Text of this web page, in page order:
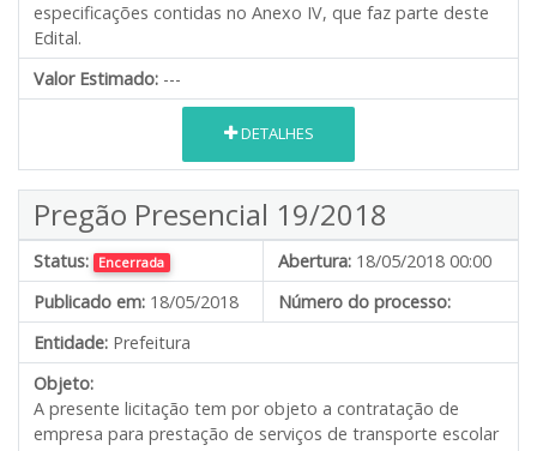
especificações contidas no Anexo IV, que faz parte deste
Edital.
Valor Estimado: ---
DETALHES
Pregão Presencial 19/2018
Status: Encerrada Abertura: 18/05/2018 00:00
Publicado em: 18/05/2018
Número do processo:
Entidade: Prefeitura
Objeto:
A presente licitação tem por objeto a contratação de
empresa para prestação de serviços de transporte escolar